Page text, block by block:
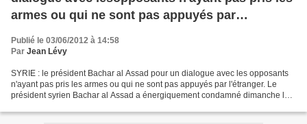
armes ou qui ne sont pas appuyés par
l'étranger.
Publié le 03/06/2012 à 14:58
Par Jean Lévy
SYRIE : le président Bachar al Assad pour un dialogue avec les opposants
n'ayant pas pris les armes ou qui ne sont pas appuyés par l'étranger. Le
président syrien Bachar al Assad a énergiquement condamné dimanche le